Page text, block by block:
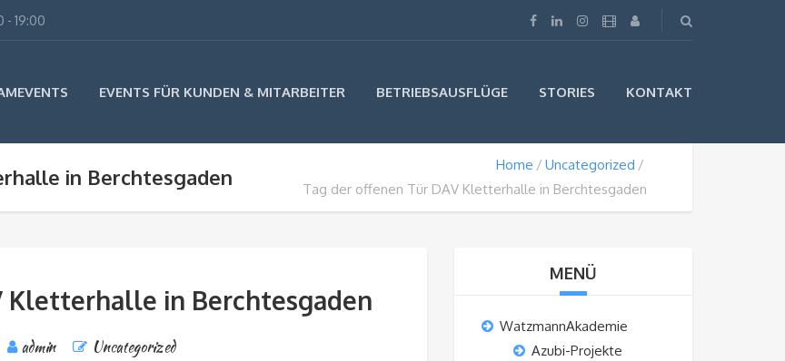
- 19:00
EVENTS FÜR KUNDEN & MITARBEITER BETRIEBSAUSFLÜGE STORIES KONTAKT
in Berchtesgaden Home
Uncategorized
Tag der offenen Tür DAV Kletterhalle in Berchtesgaden
Kletterhalle in Berchtesgaden
admin Uncategorized
MENÜ
WatzmannAkademie
Azubi-Projekte